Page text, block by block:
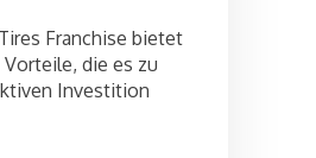
Franchise bietet
Vorteile, die es zu
Investition